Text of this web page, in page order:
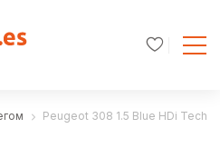
Peugeot 308 1.5 Blue HDi Tech